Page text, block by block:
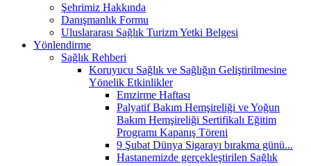
Şehrimiz Hakkında
Danışmanlık Formu
Uluslararası Sağlık Turizm Yetki Belgesi
Yönlendirme
Sağlık Rehberi
Koruyucu Sağlık ve Sağlığın Geliştirilmesine
Yönelik Etkinlikler
Emzirme Haftası
Palyatif Bakım Hemşireliği ve Yoğun
Bakım Hemşireliği Sertifikalı Eğitim
Programı Kapanış Töreni
9 Şubat Dünya Sigarayı bırakma günü...
Hastanemizde gerçekleştirilen Sağlık